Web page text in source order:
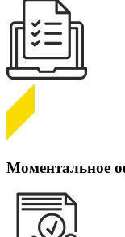
Моментальное